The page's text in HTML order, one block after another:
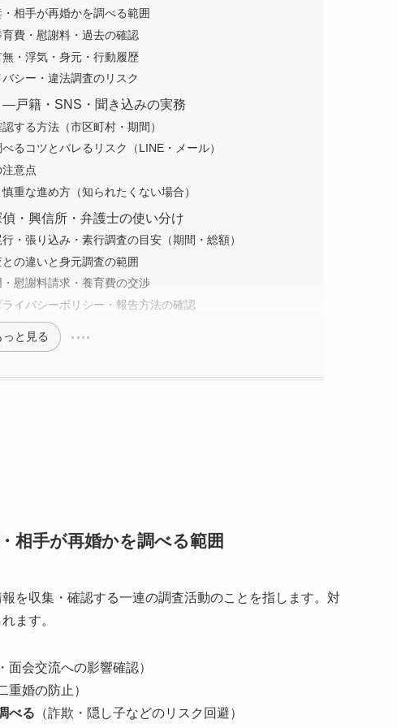
相手が再婚かを調べる範囲
費・慰謝料・過去の確認
・浮気・身元・行動履歴
シー・違法調査のリスク
—戸籍・SNS・聞き込みの実務
する方法（市区町村・期間）
るコツとバレるリスク（LINE・メール）
意点
重な進め方（知られたくない場合）
・興信所・弁護士の使い分け
・張り込み・素行調査の目安（期間・総額）
の違いと身元調査の範囲
慰謝料請求・養育費の交渉
イバシーポリシー・報告方法の確認
っと見る
相手が再婚かを調べる範囲
を収集・確認する一連の調査活動のことを指します。対
ます。
面会交流への影響確認）
重婚の防止）
べる （詐欺・隠し子などのリスク回避）